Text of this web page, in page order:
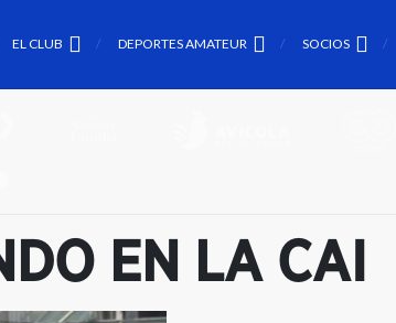
EL CLUB DEPORTES AMATEUR SOCIOS
EN LA CAI